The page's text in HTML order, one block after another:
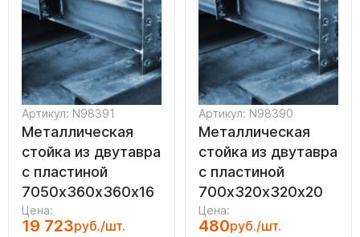
Артикул: N98391
Металлическая
стойка из двутавра
с пластиной
7050х360х360х16
Цена:
19 723руб./шт.
Артикул: N98390
Металлическая
стойка из двутавра
с пластиной
700х320х320х20
Цена:
480руб./шт.